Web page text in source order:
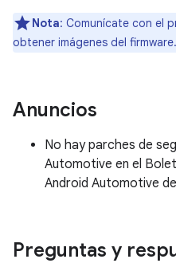
Nota: Comunícate con el
obtener imágenes del firmware.
Anuncios
No hay parches de
Automotive en el
Android Automotive
Preguntas y